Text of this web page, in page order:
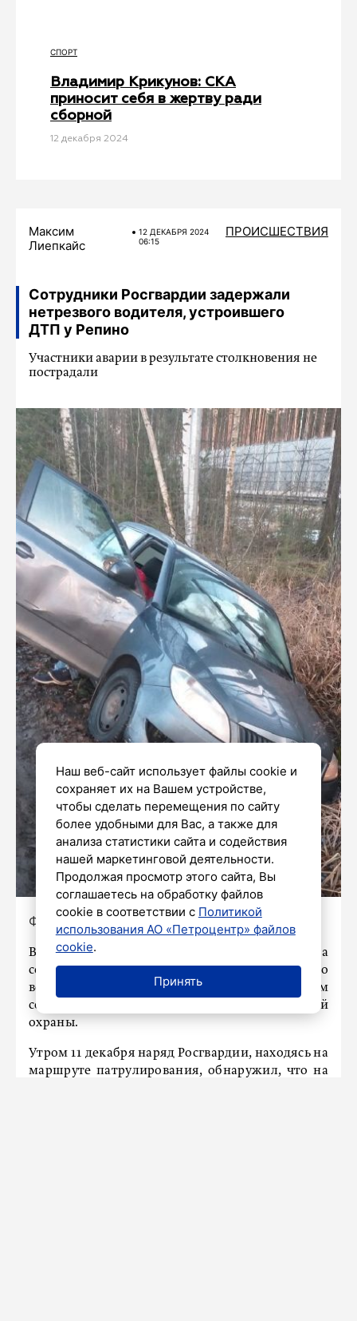
СПОРТ
Владимир Крикунов: СКА
приносит себя в жертву ради
сборной
12 декабря 2024
Максим
Лиепкайс
12 ДЕКАБРЯ 2024
06:15
ПРОИСШЕСТВИЯ
Сотрудники Росгвардии задержали
нетрезвого водителя, устроившего
ДТП у Репино
Участники аварии в результате столкновения не
пострадали
Фото: https://t.me/rosgvard78
В Курортном районе Санкт-Петербурга
сотрудники Росгвардии задержали нетрезвого
водителя, совершившего ДТП. Об этом
сообщили в пресс-службе вневедомственной
охраны.
Утром 11 декабря наряд Росгвардии, находясь на
маршруте патрулирования, обнаружил, что на
Наш веб-сайт использует файлы cookie и
сохраняет их на Вашем устройстве,
чтобы сделать перемещения по сайту
более удобными для Вас, а также для
анализа статистики сайта и содействия
нашей маркетинговой деятельности.
Продолжая просмотр этого сайта, Вы
соглашаетесь на обработку файлов
cookie в соответствии с Политикой
использования АО «Петроцентр» файлов
cookie.
Принять